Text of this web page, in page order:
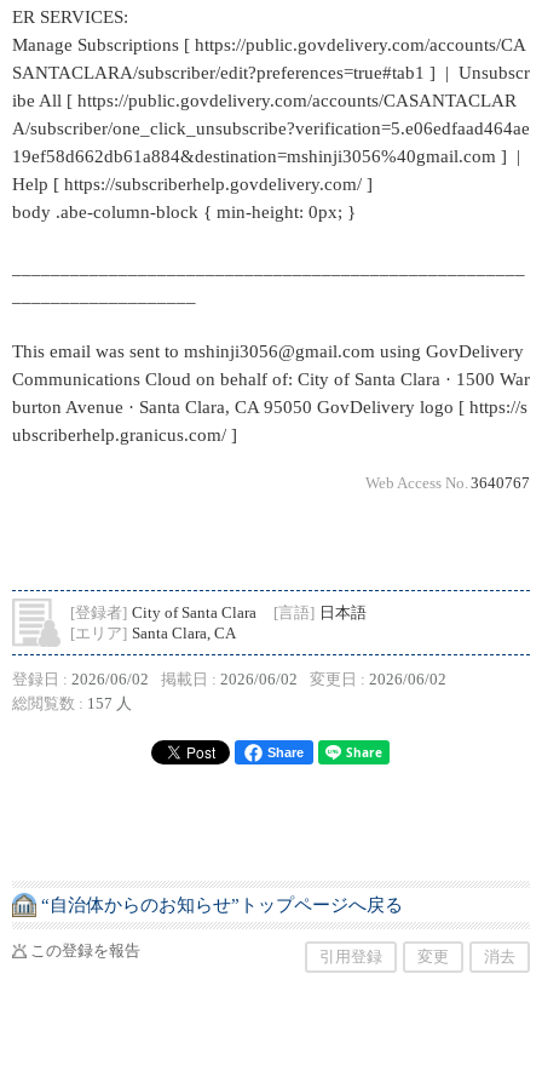
ER SERVICES:
Manage Subscriptions [ https://public.govdelivery.com/accounts/CA
SANTACLARA/subscriber/edit?preferences=true#tab1 ] | Unsubscr
ibe All [ https://public.govdelivery.com/accounts/CASANTACLAR
A/subscriber/one_click_unsubscribe?verification=5.e06edfaad464ae
19ef58d662db61a884&destination=mshinji3056%40gmail.com ] |
Help [ https://subscriberhelp.govdelivery.com/ ]
body .abe-column-block { min-height: 0px; }
This email was sent to mshinji3056@gmail.com using GovDelivery
Communications Cloud on behalf of: City of Santa Clara · 1500 War
burton Avenue · Santa Clara, CA 95050 GovDelivery logo [ https://s
ubscriberhelp.granicus.com/ ]
Web Access No. 3640767
[登録者] City of Santa Clara [言語] 日本語
[エリア] Santa Clara, CA
登録日 : 2026/06/02 掲載日 : 2026/06/02 変更日 : 2026/06/02
総閲覧数 : 157 人
Share
“自治体からのお知らせ”トップページへ戻る
この登録を報告 引用登録 変更 消去